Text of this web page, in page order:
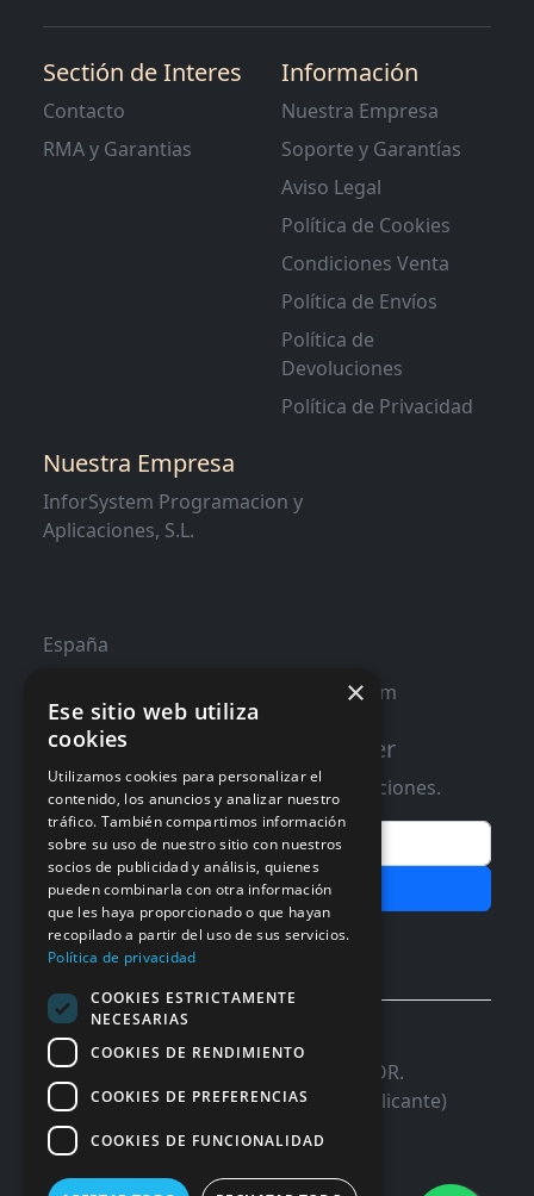
Sectión de Interes
Contacto
RMA y Garantias
Información
Nuestra Empresa
Soporte y Garantías
Aviso Legal
Política de Cookies
Condiciones Venta
Política de Envíos
Política de
Devoluciones
Política de Privacidad
Nuestra Empresa
InforSystem Programacion y
Aplicaciones, S.L.
España
contacto@distribucioninformatica.com
Suscribete a nuestro Newsletter
Te informaremos de ofertas y promociones.
Email
Subscribir
Aceptar Politica dePrivacidad
© 2026 InforSystem Programacion y
Aplicaciones, S.L. CIF: B54337985 | C/DR.
Marañon, 17 Local 5 | 03680 - ASPE (Alicante)
×
Ese sitio web utiliza
cookies
Utilizamos cookies para personalizar el
contenido, los anuncios y analizar nuestro
tráfico. También compartimos información
sobre su uso de nuestro sitio con nuestros
socios de publicidad y análisis, quienes
pueden combinarla con otra información
que les haya proporcionado o que hayan
recopilado a partir del uso de sus servicios.
Política de privacidad
COOKIES ESTRICTAMENTE
NECESARIAS
COOKIES DE RENDIMIENTO
COOKIES DE PREFERENCIAS
COOKIES DE FUNCIONALIDAD